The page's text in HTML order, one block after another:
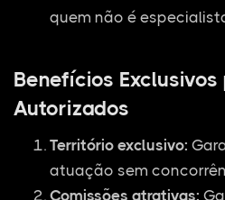
quem não é
Benefícios
Autorizados
Território exclusivo:
atuação sem
Comissões atrativas: